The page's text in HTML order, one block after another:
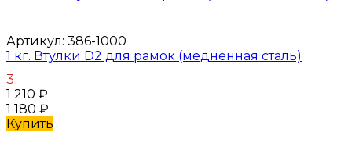
Артикул: 386-1000
1 кг. Втулки D2 для рамок (медненная сталь)
3
1 210 ₽
1 180 ₽
Купить